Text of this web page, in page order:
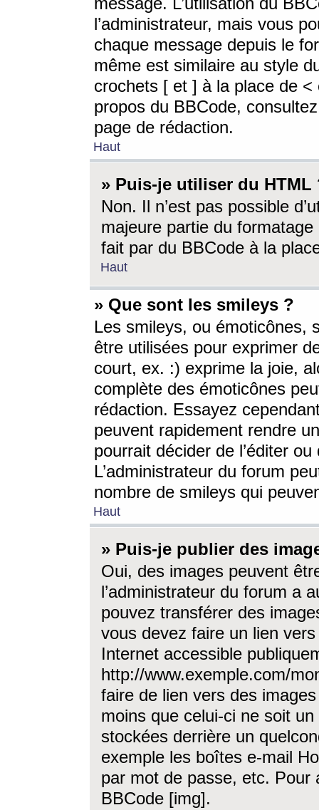
l’administrateur, mais vous
chaque message depuis le
même est similaire au style
crochets [ et ] à la place de <
propos du BBCode,
page de rédaction.
Haut
» Puis-je utiliser du HTML
Non. Il n’est pas possible
majeure partie du
fait par du BBCode à la
Haut
» Que sont les smileys ?
Les smileys, ou émoticônes,
être utilisées pour exprimer
court, ex. :) exprime la joie,
complète des émoticônes
rédaction. Essayez
peuvent rapidement rendre
pourrait décider de l’éditer
L’administrateur du forum
nombre de smileys qui
Haut
» Puis-je publier des
Oui, des images peuvent
l’administrateur du forum a
pouvez transférer des
vous devez faire un lien
Internet accessible
http://www.exemple.com/
faire de lien vers des
moins que celui-ci ne soit
stockées derrière un
exemple les boîtes e-mail
par mot de passe, etc. Pour
BBCode [img].